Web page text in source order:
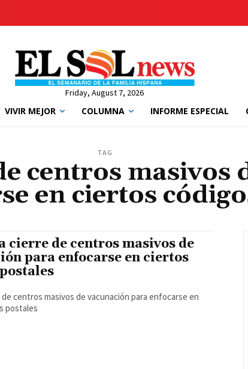
Friday, August 7, 2026
VIVIR MEJOR COLUMNA INFORME ESPECIAL
TAG
centros masivos
en ciertos
cierre de centros masivos de
para enfocarse en ciertos
de centros masivos de vacunación para enfocarse en
postales